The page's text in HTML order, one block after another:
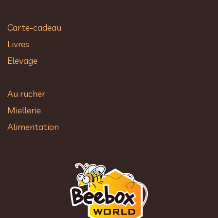
Carte-cadeau
Livres
Elevage
Au rucher​
Miellerie
Alimentation